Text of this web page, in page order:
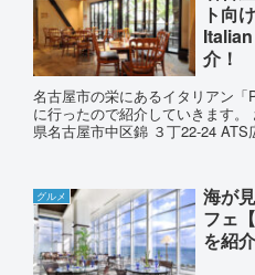
ト向
介！
名古屋市の栄にあるイタリアン「
に行ったので紹介していきます
県名古屋市中区錦 ３丁22-24
グルメ
海が
フェ
を紹